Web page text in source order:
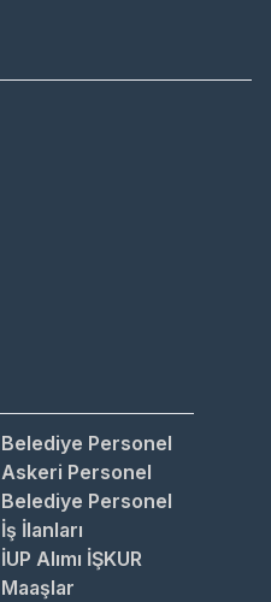
Belediye Personel
Askeri Personel
Belediye Personel
İş İlanları
İUP Alımı İŞKUR
Maaşlar